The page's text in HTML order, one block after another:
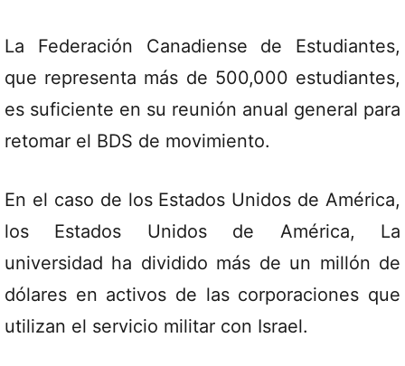
La Federación Canadiense de Estudiantes,
que representa más de 500,000 estudiantes,
es suficiente en su reunión anual general para
retomar el BDS de movimiento.
En el caso de los Estados Unidos de América,
los Estados Unidos de América, La
universidad ha dividido más de un millón de
dólares en activos de las corporaciones que
utilizan el servicio militar con Israel.